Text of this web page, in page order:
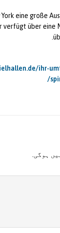
eine große
verfügt über
ihr-
ہوگی.